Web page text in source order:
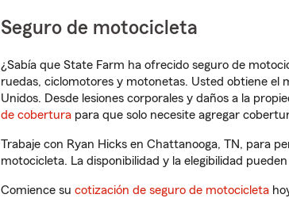
Seguro de motocicleta
¿Sabía que State Farm ha ofrecido seguro de
ruedas, ciclomotores y motonetas. Usted obtiene el
Unidos. Desde lesiones corporales y daños a la
de cobertura para que solo necesite agregar
Trabaje con Ryan Hicks en Chattanooga, TN, para
motocicleta. La disponibilidad y la elegibilidad
Comience su cotización de seguro de motocicleta